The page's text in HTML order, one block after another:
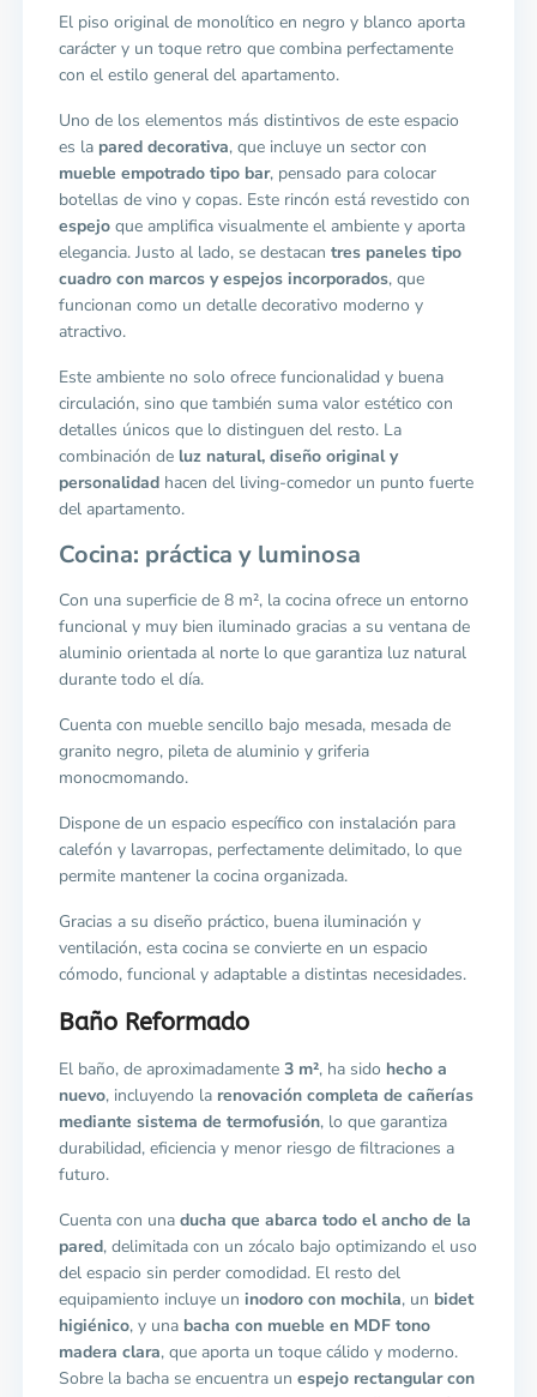
El piso original de monolítico en negro y blanco aporta
carácter y un toque retro que combina perfectamente
con el estilo general del apartamento.
Uno de los elementos más distintivos de este espacio
es la pared decorativa, que incluye un sector con
mueble empotrado tipo bar, pensado para colocar
botellas de vino y copas. Este rincón está revestido con
espejoque amplifica visualmente el ambiente y aporta
elegancia. Justo al lado, se destacan tres paneles tipo
cuadro con marcos y espejos incorporados, que
funcionan como un detalle decorativo moderno y
atractivo.
Este ambiente no solo ofrece funcionalidad y buena
circulación, sino que también suma valor estético con
detalles únicos que lo distinguen del resto. La
combinación de luz natural, diseño original y
personalidadhacen del living-comedor un punto fuerte
del apartamento.
Cocina: práctica y luminosa
Con una superficie de 8 m², la cocina ofrece un entorno
funcional y muy bien iluminado gracias a su ventana de
aluminio orientada al norte lo que garantiza luz natural
durante todo el día.
Cuenta con mueble sencillo bajo mesada, mesada de
granito negro, pileta de aluminio y griferia
monocmomando.
Dispone de un espacio específico con instalación para
calefón y lavarropas, perfectamente delimitado, lo que
permite mantener la cocina organizada.
Gracias a su diseño práctico, buena iluminación y
ventilación, esta cocina se convierte en un espacio
cómodo, funcional y adaptable a distintas necesidades.
Baño Reformado
El baño, de aproximadamente 3 m², ha sido hecho a
nuevo, incluyendo la renovación completa de cañerías
mediante sistema de termofusión, lo que garantiza
durabilidad, eficiencia y menor riesgo de filtraciones a
futuro.
Cuenta con una ducha que abarca todo el ancho de la
pared, delimitada con un zócalo bajo optimizando el uso
del espacio sin perder comodidad. El resto del
equipamiento incluye un inodoro con mochila, un bidet
higiénico, y una bacha con mueble en MDF tono
madera clara, que aporta un toque cálido y moderno.
Sobre la bacha se encuentra un espejo rectangular con